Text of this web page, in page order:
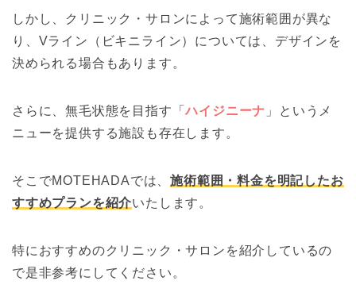
しかし、クリニック・サロンによって施術範囲が異な
り、Vライン（ビキニライン）については、デザインを
決められる場合もあります。
さらに、無毛状態を目指す「ハイジニーナ 」というメ
ニューを提供する施設も存在します。
そこでMOTEHADAでは、施術範囲・料金を明記したお
すすめプランを紹介いたします。
特におすすめのクリニック・サロンを紹介しているの
で是非参考にしてください。